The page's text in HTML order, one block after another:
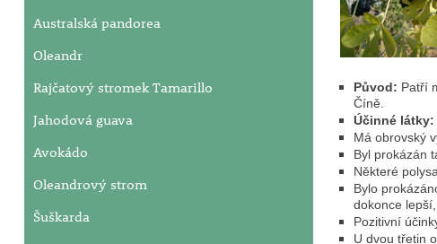
Australská pandorea
Oleandr
Rajčatový stromek Tamarillo
Jahodová guava
Avokádo
Oleandrový strom
Šuškarda
Původ: Patří
Číně.
Účinné látky:
Má obrovský
Byl prokázán
Některé
Bylo
dokonce
Pozitivní
U dvou třetin